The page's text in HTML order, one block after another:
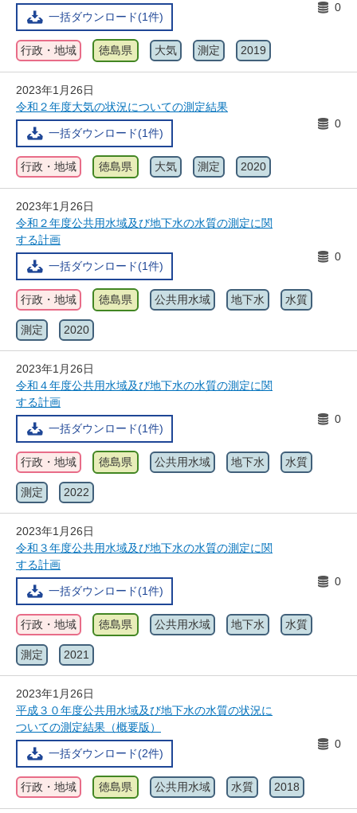
一括ダウンロード(1件)
0
行政・地域 徳島県 大気 測定 2019
2023年1月26日
令和２年度大気の状況についての測定結果
一括ダウンロード(1件)
0
行政・地域 徳島県 大気 測定 2020
2023年1月26日
令和２年度公共用水域及び地下水の水質の測定に関
する計画
一括ダウンロード(1件)
0
行政・地域 徳島県 公共用水域 地下水 水質
測定 2020
2023年1月26日
令和４年度公共用水域及び地下水の水質の測定に関
する計画
一括ダウンロード(1件)
0
行政・地域 徳島県 公共用水域 地下水 水質
測定 2022
2023年1月26日
令和３年度公共用水域及び地下水の水質の測定に関
する計画
一括ダウンロード(1件)
0
行政・地域 徳島県 公共用水域 地下水 水質
測定 2021
2023年1月26日
平成３０年度公共用水域及び地下水の水質の状況に
ついての測定結果（概要版）
一括ダウンロード(2件)
0
行政・地域 徳島県 公共用水域 水質 2018